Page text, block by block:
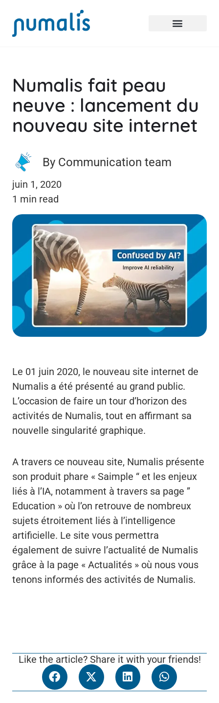
Numalis fait peau
neuve : lancement du
nouveau site internet
By Communication team
juin 1, 2020
1 min read
Le 01 juin 2020, le nouveau site internet de
Numalis a été présenté au grand public.
L’occasion de faire un tour d’horizon des
activités de Numalis, tout en affirmant sa
nouvelle singularité graphique.
A travers ce nouveau site, Numalis présente
son produit phare « Saimple “ et les enjeux
liés à l’IA, notamment à travers sa page ”
Education » où l’on retrouve de nombreux
sujets étroitement liés à l’intelligence
artificielle. Le site vous permettra
également de suivre l’actualité de Numalis
grâce à la page « Actualités » où nous vous
tenons informés des activités de Numalis.
Like the article? Share it with your friends!